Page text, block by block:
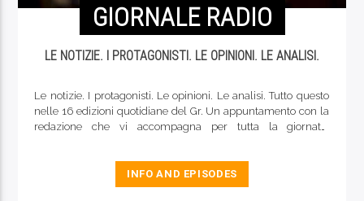
GIORNALE RADIO
LE NOTIZIE. I PROTAGONISTI. LE OPINIONI. LE ANALISI.
Le notizie. I protagonisti. Le opinioni. Le analisi. Tutto questo
nelle 16 edizioni quotidiane del Gr. Un appuntamento con la
redazione che vi accompagna per tutta la giornata.
redazione, ai corrispondenti, agli ospiti. La finestra di Contatto
Radio che si apre sul mondo, a cominciare dalle 6.30 del
INFO AND EPISODES